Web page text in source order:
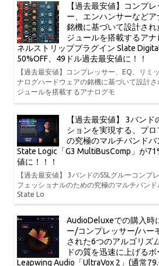
【過去最安値】コンプ
ー、エンハンサーなど
銘機に基づいて設計さ
ジュールを搭載するア
ネルストリッププラグイン Slate
50%OFF、49ドル過去最安値に！！
【過去最安値】コンプレッサー、EQ、リミ
ナログハードウェアの銘機に基づいて設計
ジュールを搭載するアナログモ
【過去最安値】 3バン
ションを実現する、プ
の究極のマルチバンド
State Logic「G3 MultiBusComp」が
値に！！！
【過去最安値】 3バンドのSSLグルーコンプ
フェッショナルのための究極のマルチバン
State Lo
AudioDeluxeでの購入時
ー/コンプレッサー/ハー
された6つのアルゴリズ
ドの質を迅速に上げる
Leapwing Audio「UltraVox 2」(通常